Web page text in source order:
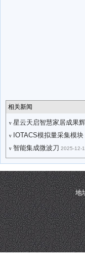
相关新闻
v 星云天启智慧家居成果
v IOTACS模拟量采集模块
v 智能集成微波刀 2025-12-
地